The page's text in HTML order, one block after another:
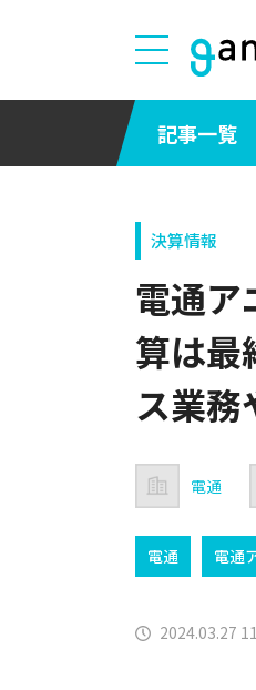
記事一覧
決算情報
電通ア
算は
ス業務
電通
電通 電通
2024.03.27